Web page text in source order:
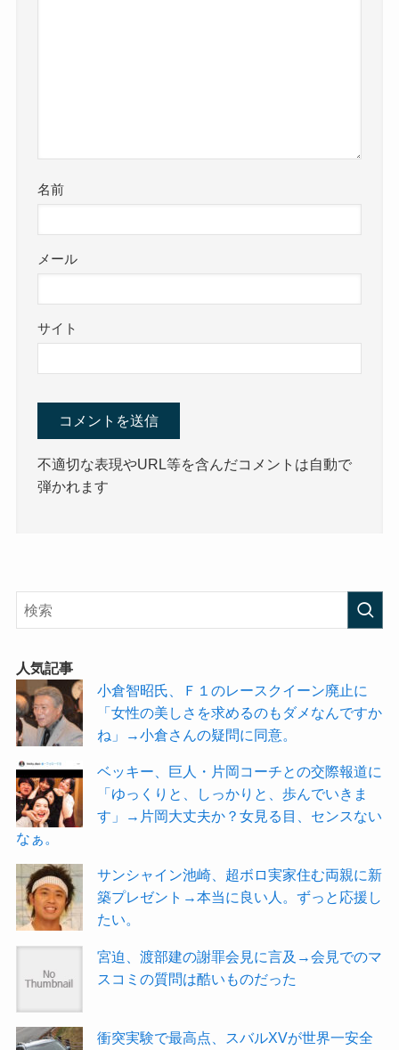
名前
メール
サイト
不適切な表現やURL等を含んだコメントは自動で
弾かれます
人気記事
小倉智昭氏、Ｆ１のレースクイーン廃止に
「女性の美しさを求めるのもダメなんですか
ね」→小倉さんの疑問に同意。
ベッキー、巨人・片岡コーチとの交際報道に
「ゆっくりと、しっかりと、歩んでいきま
す」→片岡大丈夫か？女見る目、センスない
なぁ。
サンシャイン池崎、超ボロ実家住む両親に新
築プレゼント→本当に良い人。ずっと応援し
たい。
宮迫、渡部建の謝罪会見に言及→会見でのマ
スコミの質問は酷いものだった
衝突実験で最高点、スバルXVが世界一安全